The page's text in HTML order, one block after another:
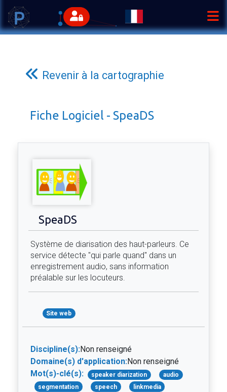
Revenir à la cartographie
Fiche Logiciel - SpeaDS
SpeaDS
Système de diarisation des haut-parleurs. Ce
service détecte "qui parle quand" dans un
enregistrement audio, sans information
préalable sur les locuteurs.
Site web
Discipline(s):Non renseigné
Domaine(s) d'application:Non renseigné
Mot(s)-clé(s):
speaker diarization
audio
segmentation
speech linkmedia